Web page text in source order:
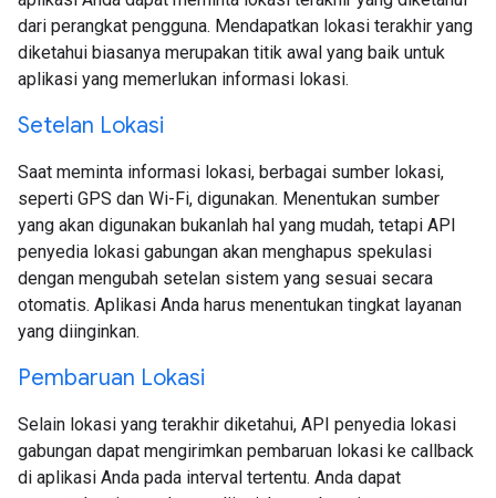
dari perangkat pengguna. Mendapatkan lokasi terakhir yang
diketahui biasanya merupakan titik awal yang baik untuk
aplikasi yang memerlukan informasi lokasi.
Setelan Lokasi
Saat meminta informasi lokasi, berbagai sumber lokasi,
seperti GPS dan Wi-Fi, digunakan. Menentukan sumber
yang akan digunakan bukanlah hal yang mudah, tetapi API
penyedia lokasi gabungan akan menghapus spekulasi
dengan mengubah setelan sistem yang sesuai secara
otomatis. Aplikasi Anda harus menentukan tingkat layanan
yang diinginkan.
Pembaruan Lokasi
Selain lokasi yang terakhir diketahui, API penyedia lokasi
gabungan dapat mengirimkan pembaruan lokasi ke callback
di aplikasi Anda pada interval tertentu. Anda dapat